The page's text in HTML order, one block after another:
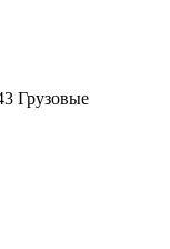
Грузовые